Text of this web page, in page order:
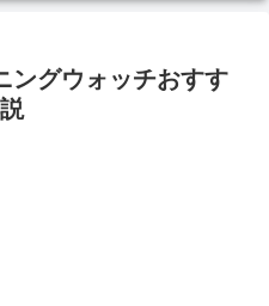
ングウォッチおすす